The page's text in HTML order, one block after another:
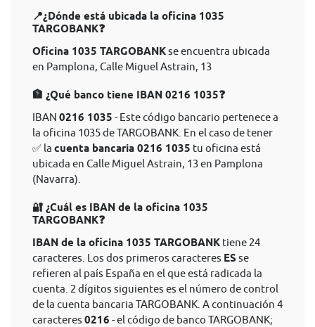
📍¿Dónde está ubicada la oficina 1035
TARGOBANK❓
Oficina 1035 TARGOBANKse encuentra ubicada
en Pamplona, Calle Miguel Astrain, 13
🏦 ¿Qué banco tiene IBAN 0216 1035❓
IBAN 0216 1035 - Este código bancario pertenece a
la oficina 1035 de TARGOBANK. En el caso de tener
✅ la cuenta bancaria 0216 1035 tu oficina está
ubicada en Calle Miguel Astrain, 13 en Pamplona
(Navarra).
🔐 ¿Cuál es IBAN de la oficina 1035
TARGOBANK❓
IBAN de la oficina 1035 TARGOBANK tiene 24
caracteres. Los dos primeros caracteres ES se
refieren al país España en el que está radicada la
cuenta. 2 dígitos siguientes es el número de control
de la cuenta bancaria TARGOBANK. A continuación 4
caracteres 0216 - el código de banco TARGOBANK;